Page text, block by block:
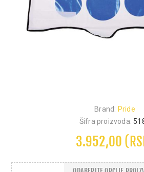
Brand: Pride
Šifra proizvoda:
3.952,00